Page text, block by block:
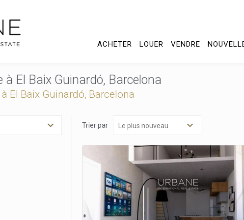
ACHETER LOUER VENDRE
à El Baix Guinardó, Barcelona
El Baix Guinardó, Barcelona
Trier par
Modifier les cookies